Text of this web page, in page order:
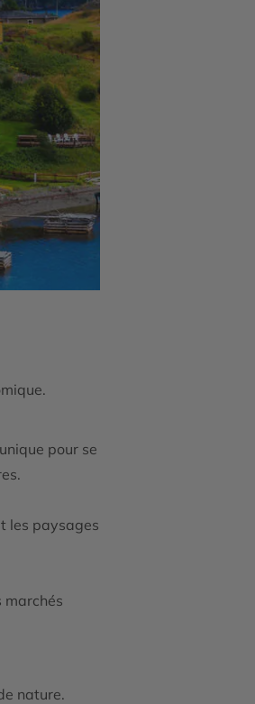
pour se
les paysages
marchés
nature.